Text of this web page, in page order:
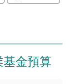
基金預算